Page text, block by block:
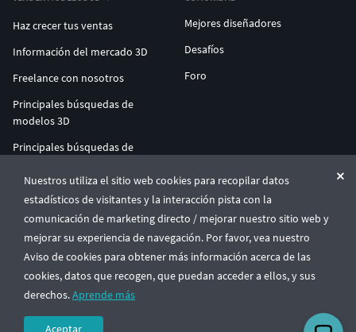
Nuestros utiliza el sitio web cookies para recopilar datos
estadísticos de visitantes y la interacción pista con la
comunicación de marketing directo / mejorar nuestro sitio web y
mejorar su experiencia de navegación. Por favor, vea nuestro
Aviso de cookies para obtener más información acerca de las
cookies, datos que recogen, que puedan acceder a ellos, y sus
derechos.Aprende más
Aceptar
Haz crecer tus ventas
Información del mercado 3D
Freelance con nosotros
Principales búsquedas de
modelos 3D
Principales búsquedas de
Mejores diseñadores
Desafíos
Foro
ENTERPRISE 3D AT SCALE
© CGTrader 2011-2026
UAB CGTrader, Antakalnio st. 17, Vilnius, Lithuania
Términos y condicionesPolítica de privacidad🇪🇸 Español